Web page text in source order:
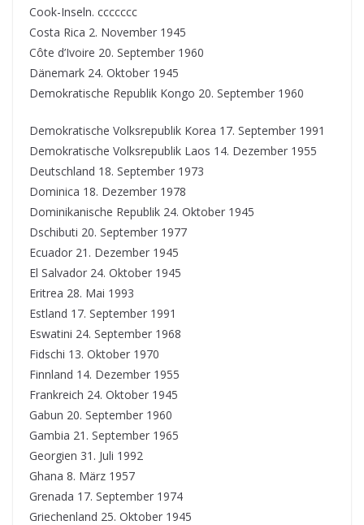
Cook-Inseln. ccccccc
Costa Rica 2. November 1945
Côte d’Ivoire 20. September 1960
Dänemark 24. Oktober 1945
Demokratische Republik Kongo 20. September 1960
Demokratische Volksrepublik Korea 17. September 1991
Demokratische Volksrepublik Laos 14. Dezember 1955
Deutschland 18. September 1973
Dominica 18. Dezember 1978
Dominikanische Republik 24. Oktober 1945
Dschibuti 20. September 1977
Ecuador 21. Dezember 1945
El Salvador 24. Oktober 1945
Eritrea 28. Mai 1993
Estland 17. September 1991
Eswatini 24. September 1968
Fidschi 13. Oktober 1970
Finnland 14. Dezember 1955
Frankreich 24. Oktober 1945
Gabun 20. September 1960
Gambia 21. September 1965
Georgien 31. Juli 1992
Ghana 8. März 1957
Grenada 17. September 1974
Griechenland 25. Oktober 1945